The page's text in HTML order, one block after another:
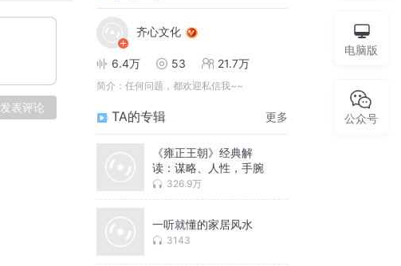
发表评论
齐心文化
6.4万 53 21.7万
简介： 任何问题，都欢迎私信我~~
TA的专辑 更多
《雍正王朝》经典解
读：谋略、人性，手腕
326.9万
一听就懂的家居风水
3143
电脑版
公众号